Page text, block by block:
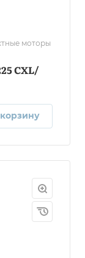
моторы
CXL/